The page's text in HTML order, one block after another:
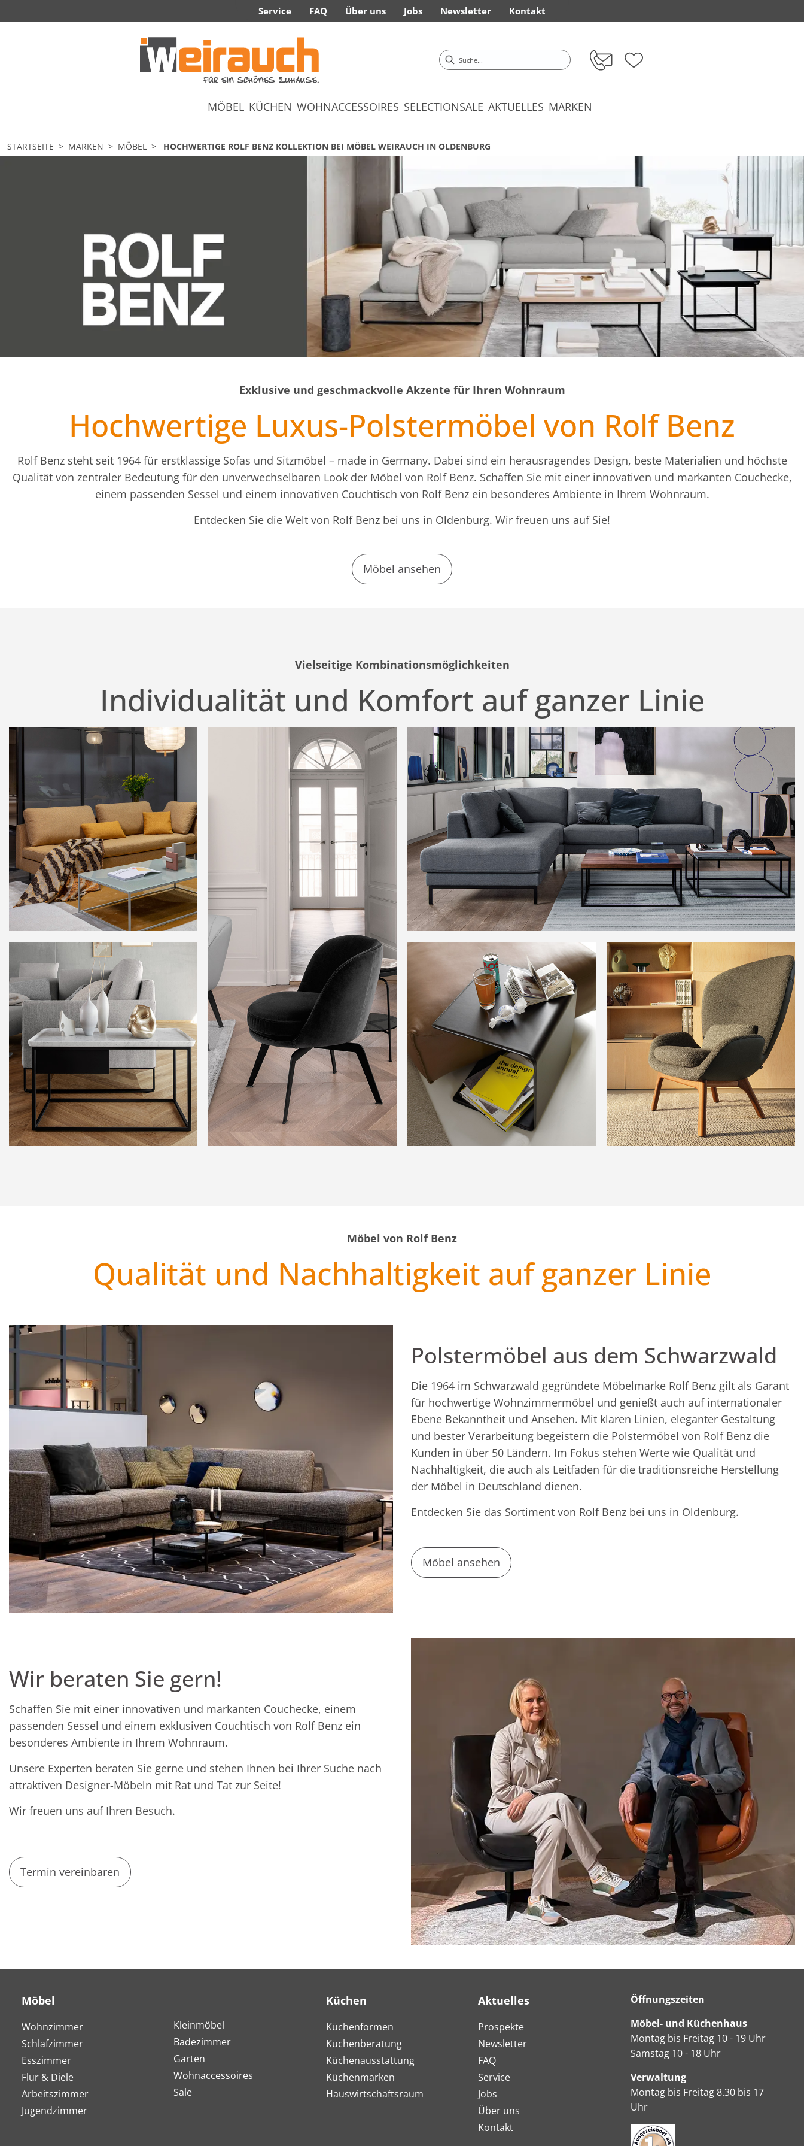
Service FAQ Über uns Jobs Newsletter Kontakt
MÖBEL KÜCHEN WOHNACCESSOIRES SELECTIONSALE AKTUELLES MARKEN
STARTSEITE MARKEN MÖBEL HOCHWERTIGE ROLF BENZ KOLLEKTION BEI MÖBEL WEIRAUCH IN OLDENBURG
Exklusive und geschmackvolle Akzente für Ihren Wohnraum
Hochwertige Luxus-Polstermöbel von Rolf Benz
Rolf Benz steht seit 1964 für erstklassige Sofas und Sitzmöbel – made in Germany. Dabei sind ein herausragendes Design, beste Materialien und höchste
Qualität von zentraler Bedeutung für den unverwechselbaren Look der Möbel von Rolf Benz. Schaffen Sie mit einer innovativen und markanten Couchecke,
einem passenden Sessel und einem innovativen Couchtisch von Rolf Benz ein besonderes Ambiente in Ihrem Wohnraum.
Entdecken Sie die Welt von Rolf Benz bei uns in Oldenburg. Wir freuen uns auf Sie!
Möbel ansehen
Vielseitige Kombinationsmöglichkeiten
Individualität und Komfort auf ganzer Linie
Möbel von Rolf Benz
Qualität und Nachhaltigkeit auf ganzer Linie
Polstermöbel aus dem Schwarzwald
Die 1964 im Schwarzwald gegründete Möbelmarke Rolf Benz gilt als Garant
für hochwertige Wohnzimmermöbel und genießt auch auf internationaler
Ebene Bekanntheit und Ansehen. Mit klaren Linien, eleganter Gestaltung
und bester Verarbeitung begeistern die Polstermöbel von Rolf Benz die
Kunden in über 50 Ländern. Im Fokus stehen Werte wie Qualität und
Nachhaltigkeit, die auch als Leitfaden für die traditionsreiche Herstellung
der Möbel in Deutschland dienen.
Entdecken Sie das Sortiment von Rolf Benz bei uns in Oldenburg.
Möbel ansehen
Wir beraten Sie gern!
Schaffen Sie mit einer innovativen und markanten Couchecke, einem
passenden Sessel und einem exklusiven Couchtisch von Rolf Benz ein
besonderes Ambiente in Ihrem Wohnraum.
Unsere Experten beraten Sie gerne und stehen Ihnen bei Ihrer Suche nach
attraktiven Designer-Möbeln mit Rat und Tat zur Seite!
Wir freuen uns auf Ihren Besuch.
Termin vereinbaren
Möbel
Wohnzimmer
Schlafzimmer
Esszimmer
Flur & Diele
Arbeitszimmer
Jugendzimmer
Kleinmöbel
Badezimmer
Garten
Wohnaccessoires
Sale
Küchen
Küchenformen
Küchenberatung
Küchenausstattung
Küchenmarken
Hauswirtschaftsraum
Aktuelles
Prospekte
Newsletter
FAQ
Service
Jobs
Über uns
Kontakt
Öffnungszeiten
Möbel- und Küchenhaus
Montag bis Freitag 10 - 19 Uhr
Samstag 10 - 18 Uhr
Verwaltung
Montag bis Freitag 8.30 bis 17
Uhr